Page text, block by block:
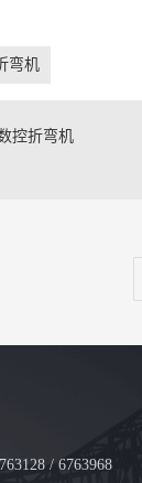
弯机
控折弯机
/ 6763968